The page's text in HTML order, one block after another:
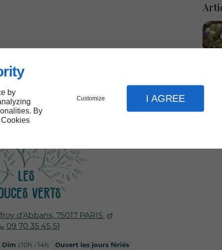
by
By
Customize I AGREE
d'Abbans, 75017 PARIS
09 70 35 45 51
Dim :10h - 14h Ouvert les jours fériés